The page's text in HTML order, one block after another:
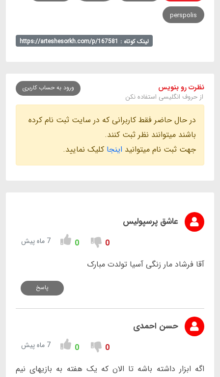
perspolis
لینک کوتاه : https://arteshesorkh.com/p/167581
نظرت رو بنویس
از حروف انگلیسی استفاده نکن
ورود به حساب کاربری
در حال حاضر فقط کاربرانی که در سایت ثبت نام کرده
باشند میتوانند نظر ثبت کنند.
جهت ثبت نام میتوانید اینجا کلیک نمایید.
عاشق پرسپولیس
0
0 7 ماه پیش
آقا فرشاد مار زنگی آسيا تولدت مبارک
پاسخ
حسن احمدی
0
0 7 ماه پیش
اگه ابزار داشته باشه تا الان که یک هفته به بازیهای نیم